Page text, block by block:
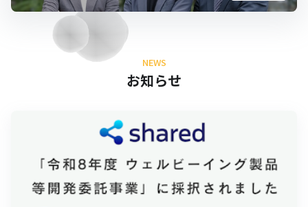
NEWS
お知らせ